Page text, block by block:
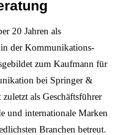
20 Jahren als
in der Kommunikations­
zum Kauf­mann für
bei Springer &
als Geschäfts­führer
und inter­nationale Marken
Branchen betreut.